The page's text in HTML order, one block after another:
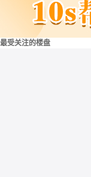
最受关注的楼盘